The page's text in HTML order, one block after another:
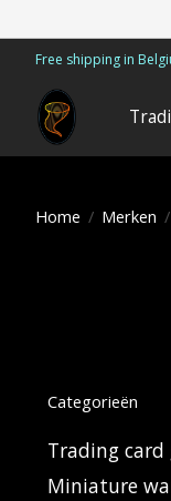
Free shipping in
Home / Merken /
Categorieën
Trading card
Miniature